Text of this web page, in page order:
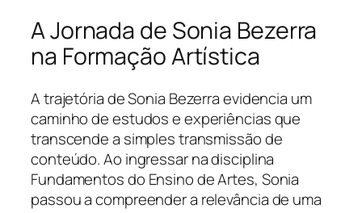
A Jornada de Sonia Bezerra
na Formação Artística
A trajetória de Sonia Bezerra evidencia um
caminho de estudos e experiências que
transcende a simples transmissão de
conteúdo. Ao ingressar na disciplina
Fundamentos do Ensino de Artes, Sonia
passou a compreender a relevância de uma